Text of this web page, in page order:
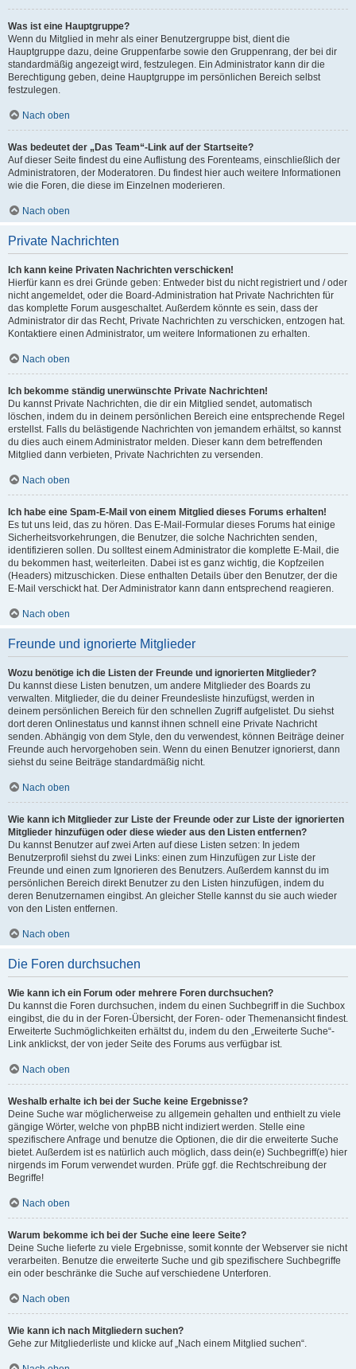
Was ist eine Hauptgruppe?
Wenn du Mitglied in mehr als einer Benutzergruppe bist, dient die
Hauptgruppe dazu, deine Gruppenfarbe sowie den Gruppenrang, der bei dir
standardmäßig angezeigt wird, festzulegen. Ein Administrator kann dir die
Berechtigung geben, deine Hauptgruppe im persönlichen Bereich selbst
festzulegen.
Nach oben
Was bedeutet der „Das Team“-Link auf der Startseite?
Auf dieser Seite findest du eine Auflistung des Forenteams, einschließlich der
Administratoren, der Moderatoren. Du findest hier auch weitere Informationen
wie die Foren, die diese im Einzelnen moderieren.
Nach oben
Private Nachrichten
Ich kann keine Privaten Nachrichten verschicken!
Hierfür kann es drei Gründe geben: Entweder bist du nicht registriert und / oder
nicht angemeldet, oder die Board-Administration hat Private Nachrichten für
das komplette Forum ausgeschaltet. Außerdem könnte es sein, dass der
Administrator dir das Recht, Private Nachrichten zu verschicken, entzogen hat.
Kontaktiere einen Administrator, um weitere Informationen zu erhalten.
Nach oben
Ich bekomme ständig unerwünschte Private Nachrichten!
Du kannst Private Nachrichten, die dir ein Mitglied sendet, automatisch
löschen, indem du in deinem persönlichen Bereich eine entsprechende Regel
erstellst. Falls du belästigende Nachrichten von jemandem erhältst, so kannst
du dies auch einem Administrator melden. Dieser kann dem betreffenden
Mitglied dann verbieten, Private Nachrichten zu versenden.
Nach oben
Ich habe eine Spam-E-Mail von einem Mitglied dieses Forums erhalten!
Es tut uns leid, das zu hören. Das E-Mail-Formular dieses Forums hat einige
Sicherheitsvorkehrungen, die Benutzer, die solche Nachrichten senden,
identifizieren sollen. Du solltest einem Administrator die komplette E-Mail, die
du bekommen hast, weiterleiten. Dabei ist es ganz wichtig, die Kopfzeilen
(Headers) mitzuschicken. Diese enthalten Details über den Benutzer, der die
E-Mail verschickt hat. Der Administrator kann dann entsprechend reagieren.
Nach oben
Freunde und ignorierte Mitglieder
Wozu benötige ich die Listen der Freunde und ignorierten Mitglieder?
Du kannst diese Listen benutzen, um andere Mitglieder des Boards zu
verwalten. Mitglieder, die du deiner Freundesliste hinzufügst, werden in
deinem persönlichen Bereich für den schnellen Zugriff aufgelistet. Du siehst
dort deren Onlinestatus und kannst ihnen schnell eine Private Nachricht
senden. Abhängig von dem Style, den du verwendest, können Beiträge deiner
Freunde auch hervorgehoben sein. Wenn du einen Benutzer ignorierst, dann
siehst du seine Beiträge standardmäßig nicht.
Nach oben
Wie kann ich Mitglieder zur Liste der Freunde oder zur Liste der ignorierten
Mitglieder hinzufügen oder diese wieder aus den Listen entfernen?
Du kannst Benutzer auf zwei Arten auf diese Listen setzen: In jedem
Benutzerprofil siehst du zwei Links: einen zum Hinzufügen zur Liste der
Freunde und einen zum Ignorieren des Benutzers. Außerdem kannst du im
persönlichen Bereich direkt Benutzer zu den Listen hinzufügen, indem du
deren Benutzernamen eingibst. An gleicher Stelle kannst du sie auch wieder
von den Listen entfernen.
Nach oben
Die Foren durchsuchen
Wie kann ich ein Forum oder mehrere Foren durchsuchen?
Du kannst die Foren durchsuchen, indem du einen Suchbegriff in die Suchbox
eingibst, die du in der Foren-Übersicht, der Foren- oder Themenansicht findest.
Erweiterte Suchmöglichkeiten erhältst du, indem du den „Erweiterte Suche“-
Link anklickst, der von jeder Seite des Forums aus verfügbar ist.
Nach oben
Weshalb erhalte ich bei der Suche keine Ergebnisse?
Deine Suche war möglicherweise zu allgemein gehalten und enthielt zu viele
gängige Wörter, welche von phpBB nicht indiziert werden. Stelle eine
spezifischere Anfrage und benutze die Optionen, die dir die erweiterte Suche
bietet. Außerdem ist es natürlich auch möglich, dass dein(e) Suchbegriff(e) hier
nirgends im Forum verwendet wurden. Prüfe ggf. die Rechtschreibung der
Begriffe!
Nach oben
Warum bekomme ich bei der Suche eine leere Seite?
Deine Suche lieferte zu viele Ergebnisse, somit konnte der Webserver sie nicht
verarbeiten. Benutze die erweiterte Suche und gib spezifischere Suchbegriffe
ein oder beschränke die Suche auf verschiedene Unterforen.
Nach oben
Wie kann ich nach Mitgliedern suchen?
Gehe zur Mitgliederliste und klicke auf „Nach einem Mitglied suchen“.